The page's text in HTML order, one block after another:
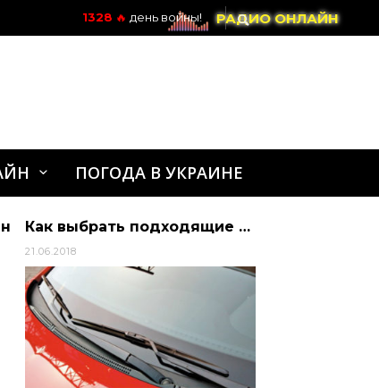
РАДИО ОНЛАЙН
1328 🔥день войны!
ПОГОДА В УКРАИНЕ
Как выбрать подходящие дворники для автомобиля?
21.06.2018